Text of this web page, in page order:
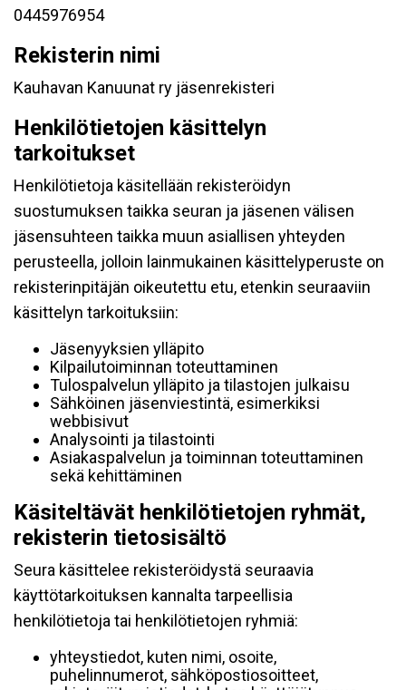
0445976954
Rekisterin nimi
Kauhavan Kanuunat ry jäsenrekisteri
Henkilötietojen käsittelyn
tarkoitukset
Henkilötietoja käsitellään rekisteröidyn
suostumuksen taikka seuran ja jäsenen välisen
jäsensuhteen taikka muun asiallisen yhteyden
perusteella, jolloin lainmukainen käsittelyperuste on
rekisterinpitäjän oikeutettu etu, etenkin seuraaviin
käsittelyn tarkoituksiin:
Jäsenyyksien ylläpito
Kilpailutoiminnan toteuttaminen
Tulospalvelun ylläpito ja tilastojen julkaisu
Sähköinen jäsenviestintä, esimerkiksi
webbisivut
Analysointi ja tilastointi
Asiakaspalvelun ja toiminnan toteuttaminen
sekä kehittäminen
Käsiteltävät henkilötietojen ryhmät,
rekisterin tietosisältö
Seura käsittelee rekisteröidystä seuraavia
käyttötarkoituksen kannalta tarpeellisia
henkilötietoja tai henkilötietojen ryhmiä:
yhteystiedot, kuten nimi, osoite,
puhelinnumerot, sähköpostiosoitteet,